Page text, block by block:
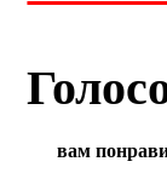
вам